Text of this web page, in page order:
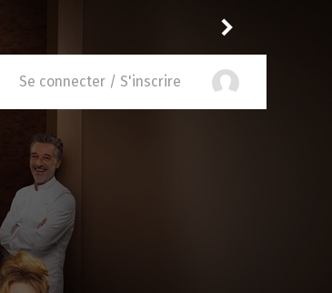
Se connecter / S'inscrire